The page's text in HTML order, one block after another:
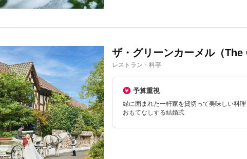
ザ・グリーンカーメル（The
レストラン・料亭
予算重視
緑に囲まれた一軒家を貸切って美味しい料
おもてなしする結婚式